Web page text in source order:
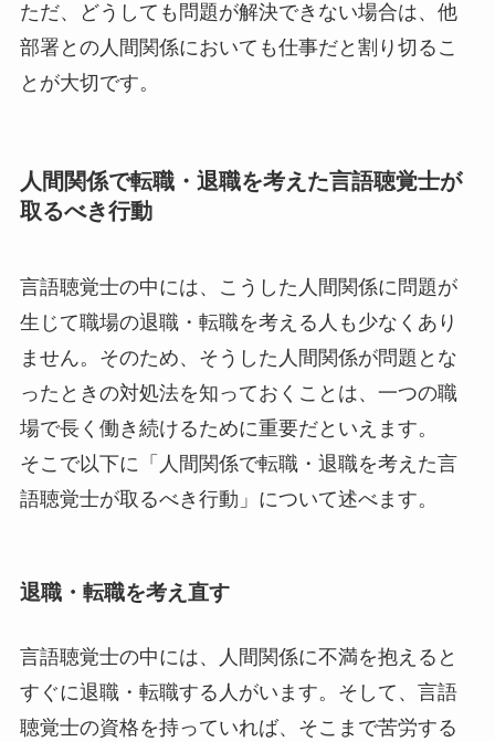
ただ、どうしても問題が解決できない場合は、他
部署との人間関係においても仕事だと割り切るこ
とが大切です。
人間関係で転職・退職を考えた言語聴覚士が
取るべき行動
言語聴覚士の中には、こうした人間関係に問題が
生じて職場の退職・転職を考える人も少なくあり
ません。そのため、そうした人間関係が問題とな
ったときの対処法を知っておくことは、一つの職
場で長く働き続けるために重要だといえます。
そこで以下に「人間関係で転職・退職を考えた言
語聴覚士が取るべき行動」について述べます。
退職・転職を考え直す
言語聴覚士の中には、人間関係に不満を抱えると
すぐに退職・転職する人がいます。そして、言語
聴覚士の資格を持っていれば、そこまで苦労する